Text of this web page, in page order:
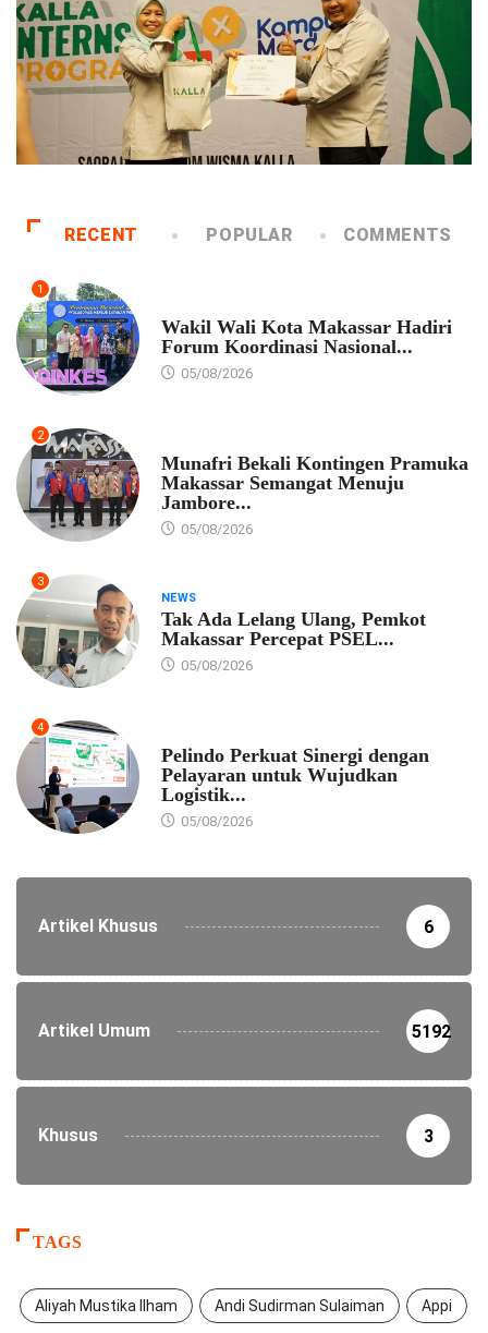
RECENT POPULAR COMMENTS
1
Wakil Wali Kota Makassar Hadiri
Forum Koordinasi Nasional...
05/08/2026
2
Munafri Bekali Kontingen Pramuka
Makassar Semangat Menuju
Jambore...
05/08/2026
3
NEWS
Tak Ada Lelang Ulang, Pemkot
Makassar Percepat PSEL...
05/08/2026
4
Pelindo Perkuat Sinergi dengan
Pelayaran untuk Wujudkan
Logistik...
05/08/2026
Artikel Khusus 6
Artikel Umum 5192
Khusus 3
TAGS
Aliyah Mustika Ilham Andi Sudirman Sulaiman Appi